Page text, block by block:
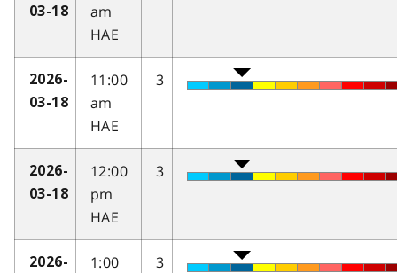
03-18
am
HAE
2026-
03-18
11:00
am
HAE
3
2026-
03-18
12:00
pm
HAE
3
2026-
1:00
3